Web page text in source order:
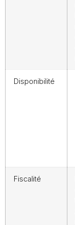
Disponibilité
Fiscalité